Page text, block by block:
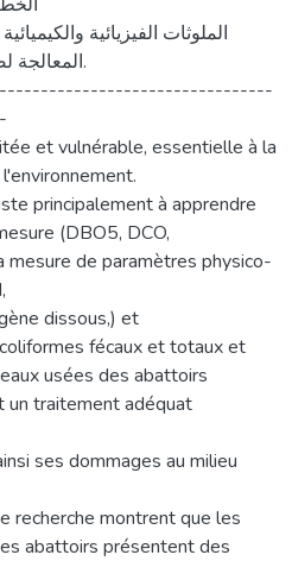
الملوثات الفيزيائية
المعالجة
et vulnérable, essentielle à la
principalement à apprendre
(DBO5, DCO,
de paramètres physico-
dissous,) et
fécaux et totaux et
usées des abattoirs
un traitement adéquat
ses dommages au milieu
recherche montrent que les
abattoirs présentent des